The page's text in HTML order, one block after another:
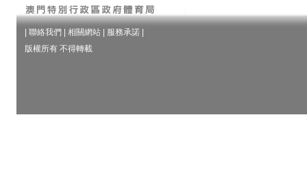
聯絡我們 相關網站 服務承諾
版權所有 不得轉載